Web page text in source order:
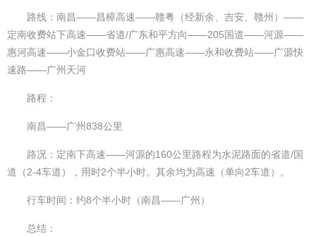
路线：南昌——昌樟高速——赣粤（经新余、吉安、赣州）——
定南收费站下高速——省道/广东和平方向——205国道——河源——
惠河高速——小金口收费站——广惠高速——永和收费站——广源快
速路——广州天河
路程：
南昌——广州838公里
路况：定南下高速——河源的160公里路程为水泥路面的省道/国
道（2-4车道），用时2个半小时。其余均为高速（单向2车道）。
行车时间：约8个半小时（南昌——广州）
总结：